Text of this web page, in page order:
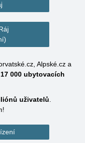
Alpské.cz a
17 000ubytovacích
uživatelů